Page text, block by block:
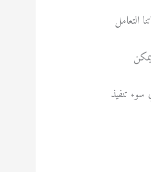
التعامل
تنفيذ